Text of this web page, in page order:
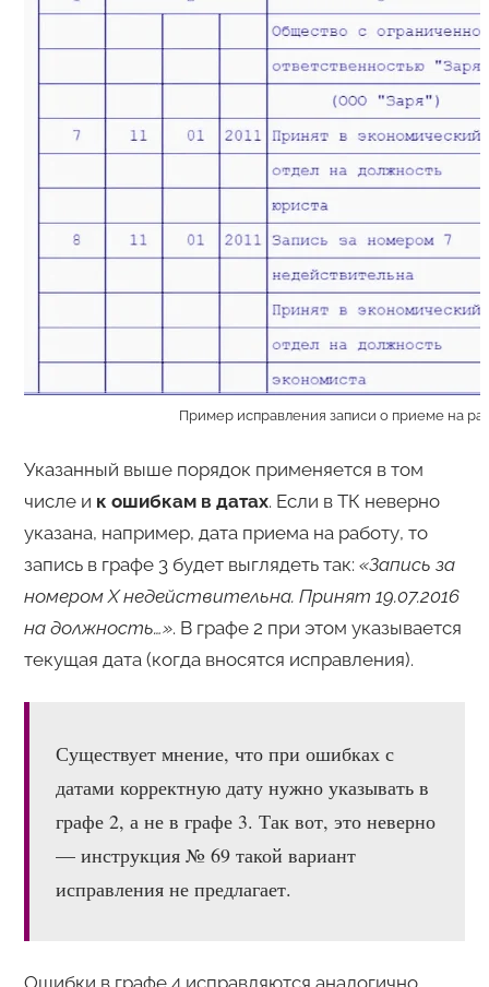
Пример исправления записи о приеме на
Указанный выше порядок применяется в том
числе и к ошибкам в датах. Если в ТК неверно
указана, например, дата приема на работу, то
запись в графе 3 будет выглядеть так: «Запись за
номером Х недействительна. Принят 19.07.2016
на должность…». В графе 2 при этом указывается
текущая дата (когда вносятся исправления).
Существует мнение, что при ошибках с
датами корректную дату нужно указывать в
графе 2, а не в графе 3. Так вот, это неверно
— инструкция № 69 такой вариант
исправления не предлагает.